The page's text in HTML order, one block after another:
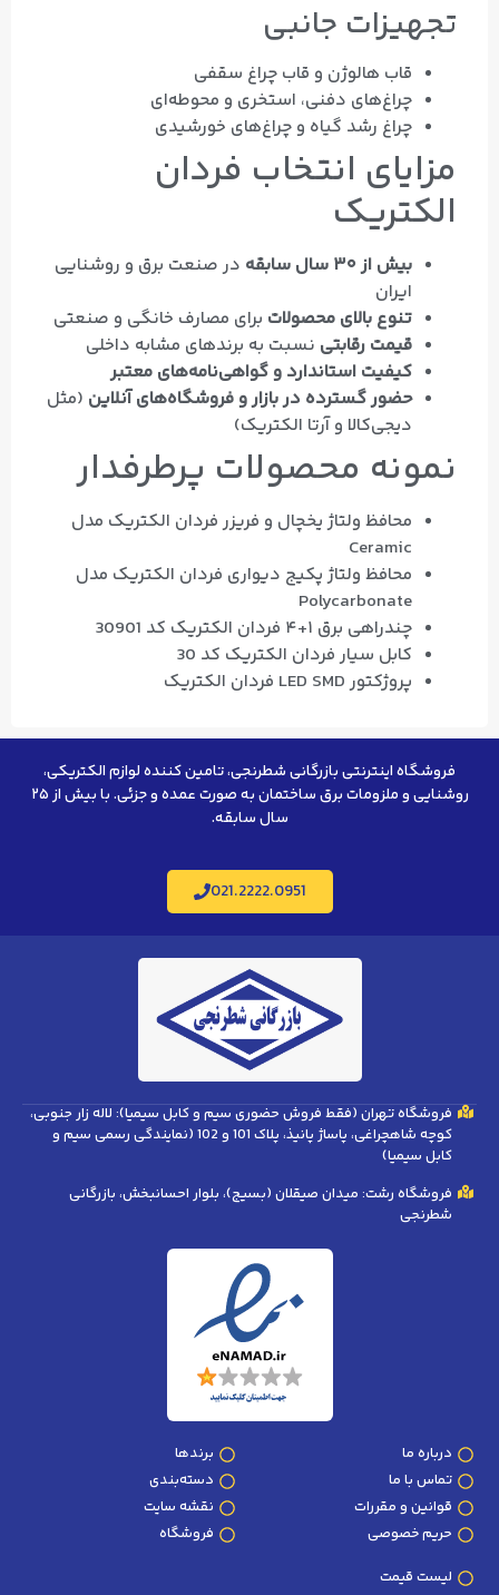
تجهیزات جانبی
قاب هالوژن و قاب چراغ سقفی
چراغ‌های دفنی، استخری و محوطه‌ای
چراغ رشد گیاه و چراغ‌های خورشیدی
مزایای انتخاب فردان
الکتریک
بیش از ۳۰ سال سابقه
در صنعت برق و روشنایی
ایران
تنوع بالای محصولات برای مصارف خانگی و صنعتی
قیمت رقابتی نسبت به برندهای مشابه داخلی
کیفیت استاندارد و گواهی‌نامه‌های معتبر
حضور گسترده در بازار و فروشگاه‌های آنلاین (مثل
دیجی‌کالا و آرتا الکتریک)
نمونه محصولات پرطرفدار
محافظ ولتاژ یخچال و فریزر فردان الکتریک مدل
Ceramic
محافظ ولتاژ پکیج دیواری فردان الکتریک مدل
Polycarbonate
چندراهی برق ۱+۴ فردان الکتریک کد 30901
کابل سیار فردان الکتریک کد 30
پروژکتور LED SMD فردان الکتریک
فروشگاه اینترنتی بازرگانی شطرنجی، تامین کننده لوازم الکتریکی،
روشنایی و ملزومات برق ساختمان به صورت عمده و جزئی. با بیش از ۲۵
سال سابقه.
021.2222.0951
فروشگاه تهران (فقط فروش حضوری سیم و کابل سیمیا): لاله زار جنوبی،
کوچه شاهچراغی، پاساژ پانیذ، پلاک 101 و 102 (نمایندگی رسمی سیم و
کابل سیمیا)
فروشگاه رشت: میدان صیقلان (بسیج)، بلوار احسانبخش، بازرگانی
شطرنجی
درباره ما
تماس با ما
قوانین و مقررات
حریم خصوصی
برندها
دسته‌بندی
نقشه سایت
فروشگاه
لیست قیمت